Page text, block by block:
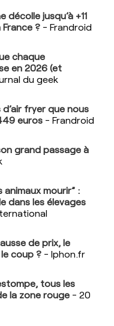
décolle jusqu’à +11
? - Frandroid
chaque
en 2026 (et
du geek
fryer que nous
euros - Frandroid
grand passage à
animaux mourir” :
dans les élevages
de prix, le
coup ? - Iphon.fr
tous les
la zone rouge - 20